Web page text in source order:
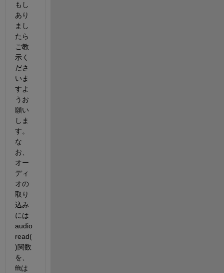
もし
あり
まし
たら
ご教
示く
ださ
いま
すよ
うお
願い
しま
す。
な
お、
オー
ディ
オの
取り
込み
には
audio
read(
)関数
を、
fftは